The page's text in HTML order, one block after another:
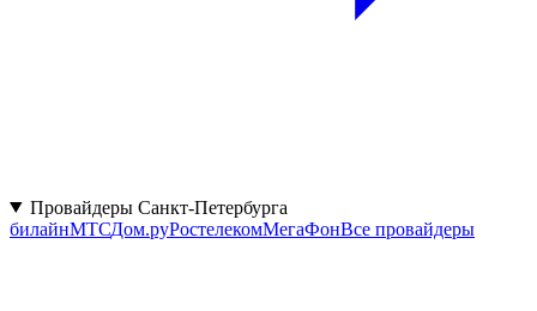
Провайдеры Санкт-Петербурга
билайнМТСДом.руРостелекомМегаФонВсе провайдеры